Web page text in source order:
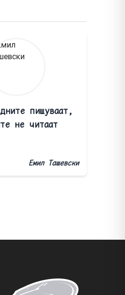
пишуваат,
не читаат
Емил Ташевски